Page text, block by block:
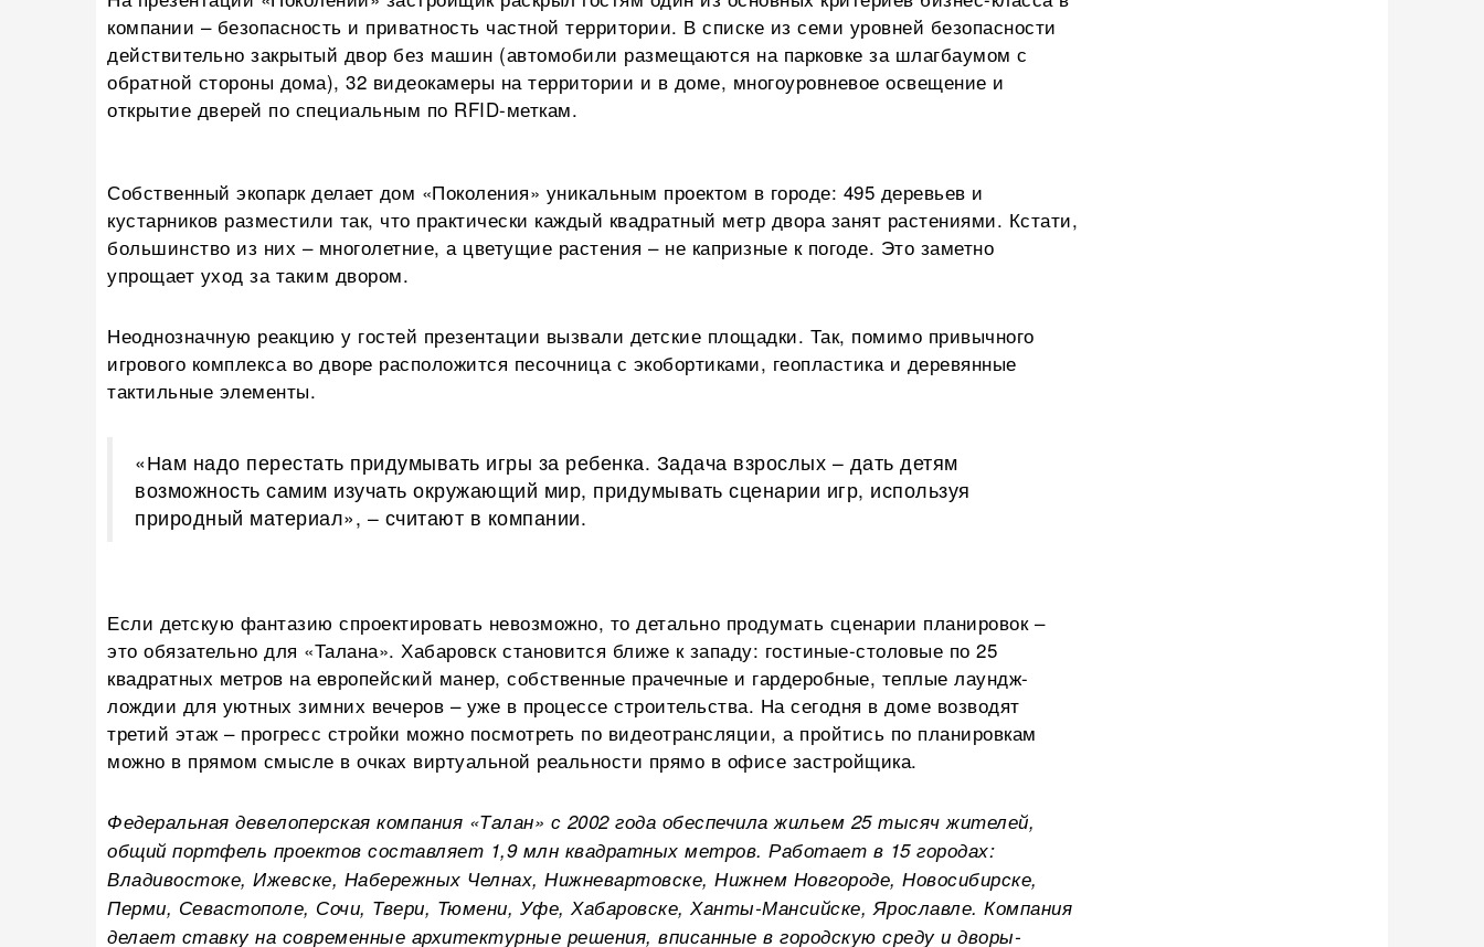
компании – безопасность и приватность частной территории. В списке из семи уровней безопасности
действительно закрытый двор без машин (автомобили размещаются на парковке за шлагбаумом с
обратной стороны дома), 32 видеокамеры на территории и в доме, многоуровневое освещение и
открытие дверей по специальным по RFID-меткам.
Собственный экопарк делает дом «Поколения» уникальным проектом в городе: 495 деревьев и
кустарников разместили так, что практически каждый квадратный метр двора занят растениями. Кстати,
большинство из них – многолетние, а цветущие растения – не капризные к погоде. Это заметно
упрощает уход за таким двором.
Неоднозначную реакцию у гостей презентации вызвали детские площадки. Так, помимо привычного
игрового комплекса во дворе расположится песочница с экобортиками, геопластика и деревянные
тактильные элементы.
«Нам надо перестать придумывать игры за ребенка. Задача взрослых – дать детям
возможность самим изучать окружающий мир, придумывать сценарии игр, используя
природный материал», – считают в компании.
Если детскую фантазию спроектировать невозможно, то детально продумать сценарии планировок –
это обязательно для «Талана». Хабаровск становится ближе к западу: гостиные-столовые по 25
квадратных метров на европейский манер, собственные прачечные и гардеробные, теплые лаундж-
лождии для уютных зимних вечеров – уже в процессе строительства. На сегодня в доме возводят
третий этаж – прогресс стройки можно посмотреть по видеотрансляции, а пройтись по планировкам
можно в прямом смысле в очках виртуальной реальности прямо в офисе застройщика.
Федеральная девелоперская компания «Талан» с 2002 года обеспечила жильем 25 тысяч жителей,
общий портфель проектов составляет 1,9 млн квадратных метров. Работает в 15 городах:
Владивостоке, Ижевске, Набережных Челнах, Нижневартовске, Нижнем Новгороде, Новосибирске,
Перми, Севастополе, Сочи, Твери, Тюмени, Уфе, Хабаровске, Ханты-Мансийске, Ярославле. Компания
делает ставку на современные архитектурные решения, вписанные в городскую среду и дворы-